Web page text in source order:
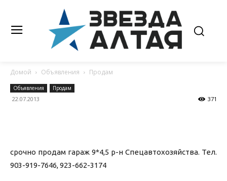
Домой Объявления Продам
Объявления Продам
22.07.2013 371
срочно продам гараж 9*4,5 р-н Спецавтохозяйства. Тел.
903-919-7646, 923-662-3174